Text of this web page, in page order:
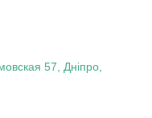
57, Дніпро,